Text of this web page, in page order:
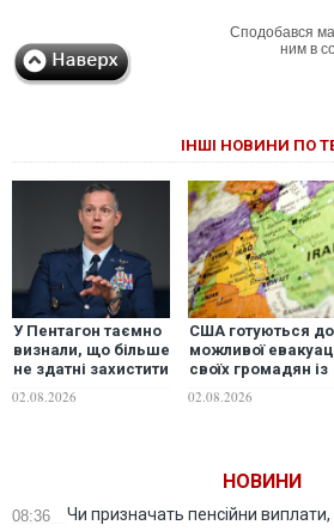
Сподобався
ним в
ІНШІ НОВИНИ ПО
У Пентагон таємно
визнали, що більше
не здатні захистити
Ізраїль, - WP
02.08.2026
США готуються до
можливої
своїх громадян із
Близького Сходу
02.08.2026
НОВИНИ
08:36
Чи призначать пенсійни